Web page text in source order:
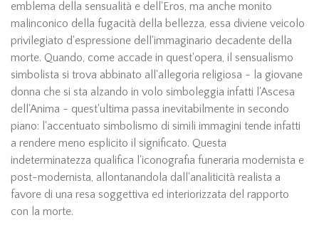
emblema della sensualità e dell'Eros, ma anche monito
malinconico della fugacità della bellezza, essa diviene veicolo
privilegiato d'espressione dell'immaginario decadente della
morte. Quando, come accade in quest'opera, il sensualismo
simbolista si trova abbinato all'allegoria religiosa - la giovane
donna che si sta alzando in volo simboleggia infatti l'Ascesa
dell'Anima - quest'ultima passa inevitabilmente in secondo
piano: l'accentuato simbolismo di simili immagini tende infatti
a rendere meno esplicito il significato. Questa
indeterminatezza qualifica l'iconografia funeraria modernista e
post-modernista, allontanandola dall'analiticità realista a
favore di una resa soggettiva ed interiorizzata del rapporto
con la morte.